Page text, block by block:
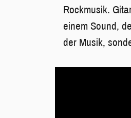
Rockmusik.
einem Sound,
der Musik,